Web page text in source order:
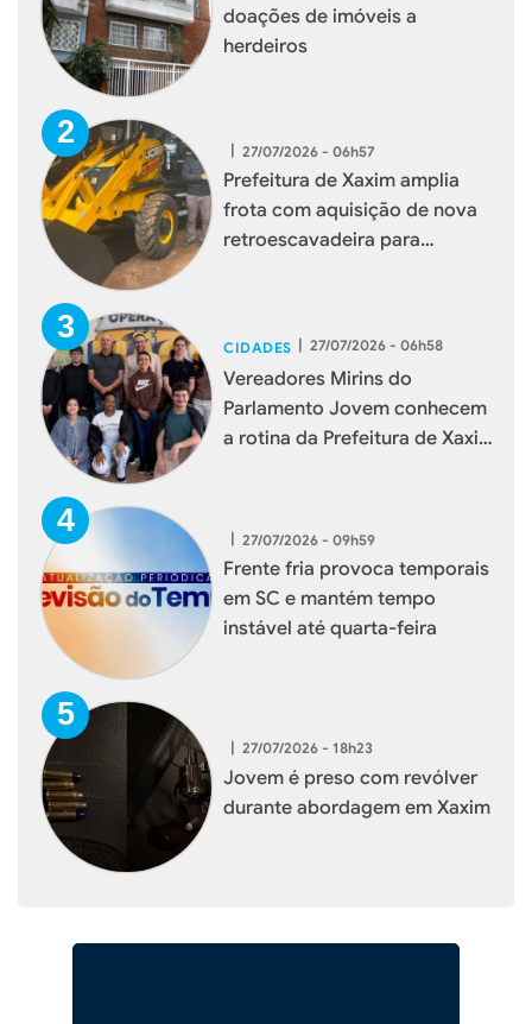
doações de imóveis a
herdeiros
| 27/07/2026 - 06h57
Prefeitura de Xaxim amplia
frota com aquisição de nova
retroescavadeira para
CIDADES | 27/07/2026 - 06h58
Vereadores Mirins do
Parlamento Jovem conhecem
a rotina da Prefeitura de Xaxim
| 27/07/2026 - 09h59
Frente fria provoca temporais
em SC e mantém tempo
instável até quarta-feira
| 27/07/2026 - 18h23
Jovem é preso com revólver
durante abordagem em Xaxim